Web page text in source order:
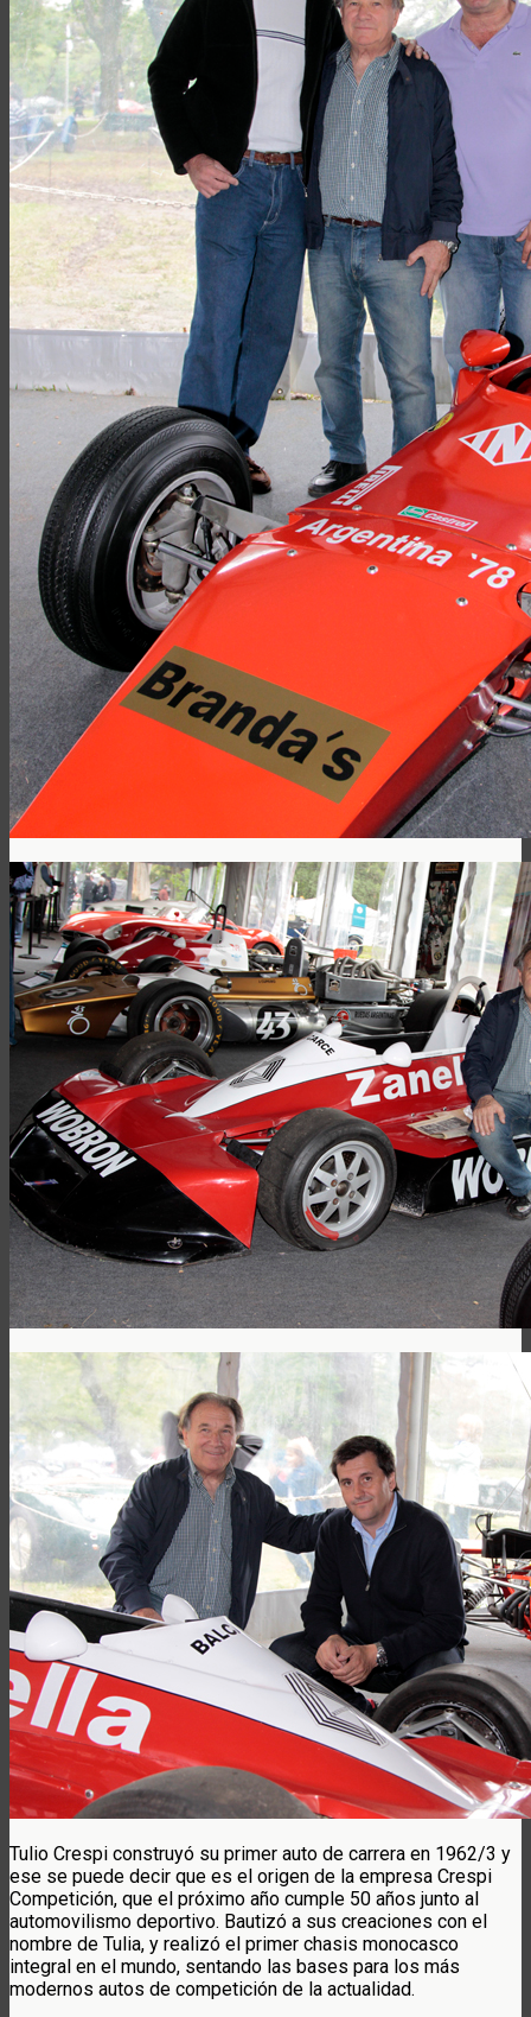
Tulio Crespi construyó su primer auto de carrera en 1962/3 y
ese se puede decir que es el origen de la empresa Crespi
Competición, que el próximo año cumple 50 años junto al
automovilismo deportivo. Bautizó a sus creaciones con el
nombre de Tulia, y realizó el primer chasis monocasco
integral en el mundo, sentando las bases para los más
modernos autos de competición de la actualidad.